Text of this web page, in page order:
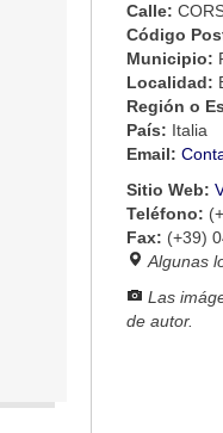
Calle:
Código
Municipio:
Localidad:
Región o
País: Italia
Email:
Sitio Web:
Teléfono:
Fax: (+39)
Algunas
Las
de autor.